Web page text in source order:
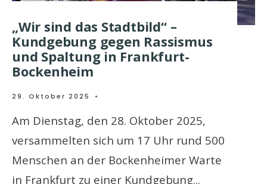
„Wir sind das Stadtbild“ –
Kundgebung gegen Rassismus
und Spaltung in Frankfurt-
Bockenheim
29. Oktober 2025 •
Am Dienstag, den 28. Oktober 2025,
versammelten sich um 17 Uhr rund 500
Menschen an der Bockenheimer Warte
in Frankfurt zu einer Kundgebung...